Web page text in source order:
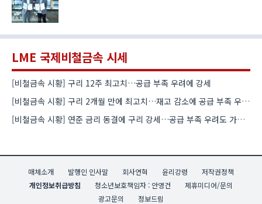
LME 국제비철금속 시세
[비철금속 시황] 구리 12주 최고치…공급 부족 우려에 강세
[비철금속 시황] 구리 2개월 만에 최고치…재고 감소에 공급 부족 우려 확대
[비철금속 시황] 연준 금리 동결에 구리 강세…공급 부족 우려도 가격 지지
매체소개 발행인 인사말 회사연혁 윤리강령
저작권정책
개인정보취급방침
청소년보호책임자 : 안영건
제휴미디어/문의
광고문의
정보드림